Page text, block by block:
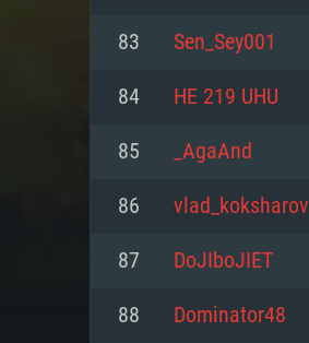
83 Sen_Sey001
84 HE 219 UHU
85 _AgaAnd
86 vlad_koksharov
87 DoJIboJIET
88 Dominator48